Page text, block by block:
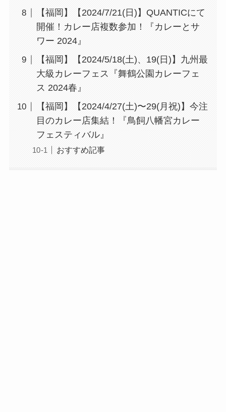
【福岡】【2024/7/21(日)】QUANTICにて
開催！カレー店複数参加！『カレーとサ
ワー 2024』
【福岡】【2024/5/18(土)、19(日)】九州最
大級カレーフェス『舞鶴公園カレーフェ
ス 2024春』
【福岡】【2024/4/27(土)〜29(月祝)】今注
目のカレー店集結！『鳥飼八幡宮カレー
フェスティバル』
おすすめ記事